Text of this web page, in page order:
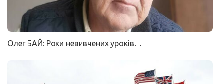
Олег БАЙ: Роки невивчених уроків…